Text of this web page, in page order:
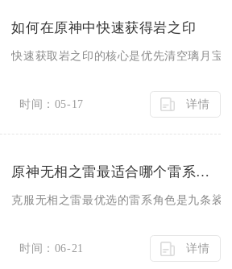
如何在原神中快速获得岩之印
快速获取岩之印的核心是优先清空璃月宝
时间：05-17 详情
原神无相之雷最适合哪个雷系角色来克服
克服无相之雷最优选的雷系角色是九条裟
时间：06-21 详情